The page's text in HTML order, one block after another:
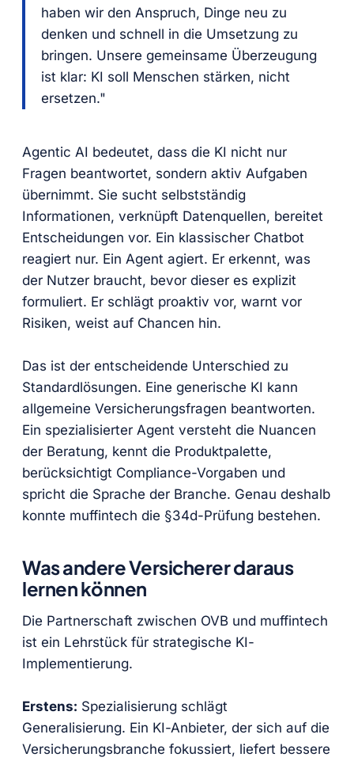
haben wir den Anspruch, Dinge neu zu
denken und schnell in die Umsetzung zu
bringen. Unsere gemeinsame Überzeugung
ist klar: KI soll Menschen stärken, nicht
ersetzen."
Agentic AI bedeutet, dass die KI nicht nur
Fragen beantwortet, sondern aktiv Aufgaben
übernimmt. Sie sucht selbstständig
Informationen, verknüpft Datenquellen, bereitet
Entscheidungen vor. Ein klassischer Chatbot
reagiert nur. Ein Agent agiert. Er erkennt, was
der Nutzer braucht, bevor dieser es explizit
formuliert. Er schlägt proaktiv vor, warnt vor
Risiken, weist auf Chancen hin.
Das ist der entscheidende Unterschied zu
Standardlösungen. Eine generische KI kann
allgemeine Versicherungsfragen beantworten.
Ein spezialisierter Agent versteht die Nuancen
der Beratung, kennt die Produktpalette,
berücksichtigt Compliance-Vorgaben und
spricht die Sprache der Branche. Genau deshalb
konnte muffintech die §34d-Prüfung bestehen.
Was andere Versicherer daraus
lernen können
Die Partnerschaft zwischen OVB und muffintech
ist ein Lehrstück für strategische KI-
Implementierung.
Erstens: Spezialisierung schlägt
Generalisierung. Ein KI-Anbieter, der sich auf die
Versicherungsbranche fokussiert, liefert bessere